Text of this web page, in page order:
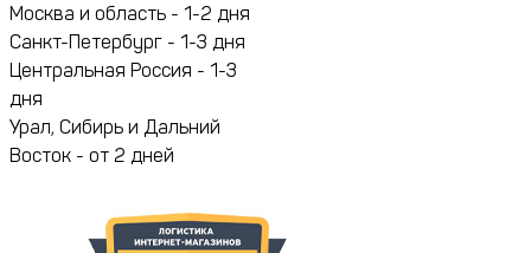
Москва и область - 1-2 дня
Санкт-Петербург - 1-3 дня
Центральная Россия - 1-3
дня
Урал, Сибирь и Дальний
Восток - от 2 дней